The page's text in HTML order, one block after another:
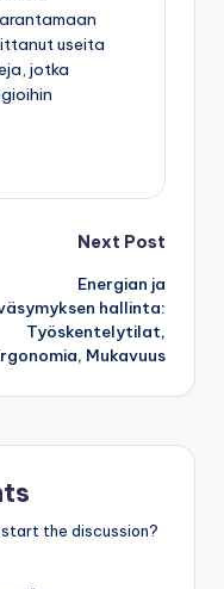
useita
jotka
Next Post
Energian ja
hallinta:
Työskentelytilat,
Mukavuus
start the discussion?